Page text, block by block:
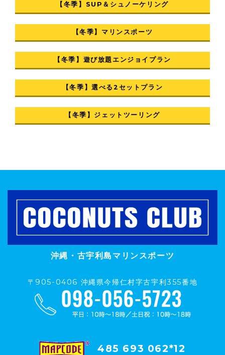
【冬季】SUP＆シュノーケリング
【冬季】マリンスポーツ
【冬季】遊び放題エンジョイプラン
【冬季】選べる2セットプラン
【冬季】ジェットツーリング
沖縄・古宇利島マリンスポーツ
〒905-0406 沖縄県今帰仁村字古宇利355番地
485 693 062*12